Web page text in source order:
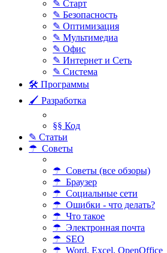
✎ Старт
✎ Безопасность
✎ Оптимизация
✎ Мультимедиа
✎ Офис
✎ Интернет и Сеть
✎ Система
🛠 Программы
🖌 Разработка
§§ Код
✎ Статьи
☂ Советы
☂ Советы (все обзоры)
☂ Браузер
☂ Социальные сети
☂ Ошибки - что делать?
☂ Что такое
☂ Электронная почта
☂ SEO
☂ Word, Excel, OpenOffice